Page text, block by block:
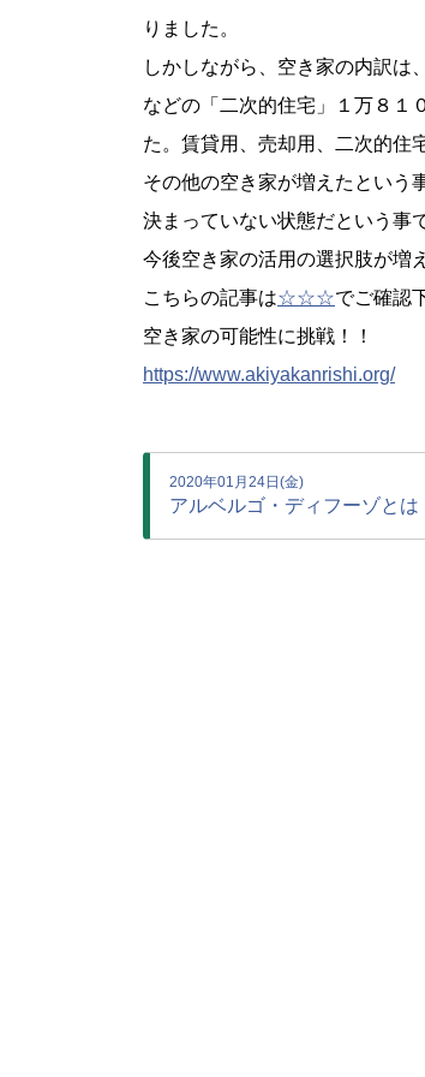
りました。
しかしながら、空き家の内訳は
などの「二次的住宅」１万８１
た。賃貸用、売却用、二次的住
その他の空き家が増えたという
決まっていない状態だという事
今後空き家の活用の選択肢が増
こちらの記事は☆☆☆でご確認
空き家の可能性に挑戦！！
https://www.akiyakanrishi.org/
2020年01月24日(金)
アルベルゴ・ディフーゾとは